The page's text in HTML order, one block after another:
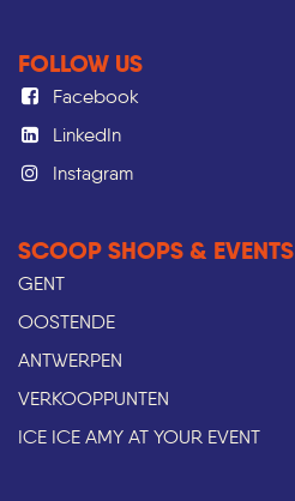
FOLLOW US
Facebook
LinkedIn
Instagram
SCOOP SHOPS & EVENTS
GENT
OOSTENDE
ANTWERPEN
VERKOOPPUNTEN
ICE ICE AMY AT YOUR EVENT